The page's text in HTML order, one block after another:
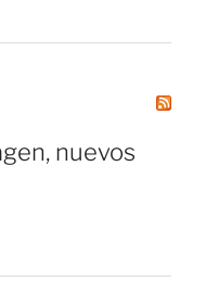
nuevos